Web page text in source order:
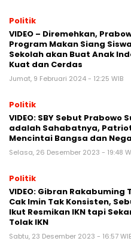
Politik
VIDEO – Diremehkan,
Program Makan Siang
Sekolah akan Buat Anak
Kuat dan Cerdas
Jumat, 9 Februari 2024 - 12:25 WIB
Politik
VIDEO: SBY Sebut Prabowo
adalah Sahabatnya,
Mencintai Bangsa dan
Selasa, 26 Desember 2023 - 19:48
Politik
VIDEO: Gibran Rakabuming
Cak Imin Tak Konsisten,
Ikut Resmikan IKN tapi
Tolak IKN
Sabtu, 23 Desember 2023 - 16:57